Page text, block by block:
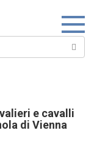
e cavalli
di Vienna